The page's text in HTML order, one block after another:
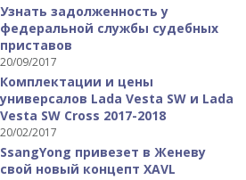
Узнать задолженность у
федеральной службы судебных
приставов
20/09/2017
Комплектации и цены
универсалов Lada Vesta SW и Lada
Vesta SW Cross 2017-2018
20/02/2017
SsangYong привезет в Женеву
свой новый концепт XAVL